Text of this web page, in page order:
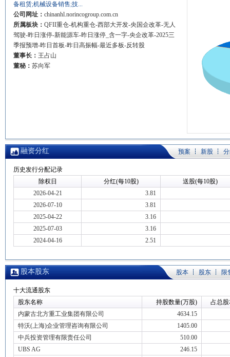
备租赁;机械设备销售;技...
公司网址： chinanhl.norincogroup.com.cn
所属板块： QFII重仓-机构重仓-西部大开发-央国企改革-无人
驾驶-昨日涨停-新能源车-昨日涨停_含一字-央企改革-2025三
季报预增-昨日首板-昨日高振幅-最近多板-反转股
董事长： 王占山
董秘： 苏向军
融资分红 预案 新股
历史发行分配记录
除权日
分红(每10股)
送股(每10股)
2026-04-21
3.81
2026-07-10
3.81
2025-04-22
3.16
2025-07-03
3.16
2024-04-16
2.51
股本股东 股本 股东 限
十大流通股东
股东名称
持股数量(万股)
占总
内蒙古北方重工业集团有限公司
4634.15
特沃(上海)企业管理咨询有限公司
1405.00
中兵投资管理有限责任公司
510.00
UBS AG
246.15